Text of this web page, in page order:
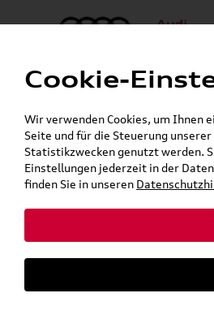
Menü
24h-Pannenhilfe:+49 (0)171 / 870 72
Öffnet in 2 Stunden, 29 Minuten
Verkauf:Mo. - Fr. 08:00 - 19:00 Uhr Sa.
Service:Mo. - Fr. 06:00 - 20:00 Uhr Sa.
Zurück zur Startseite
Cookie-
Wir verwenden Cookies, um Ihnen
Seite und für die Steuerung
Statistikzwecken genutzt werden.
Einstellungen jederzeit in der
finden Sie in unseren